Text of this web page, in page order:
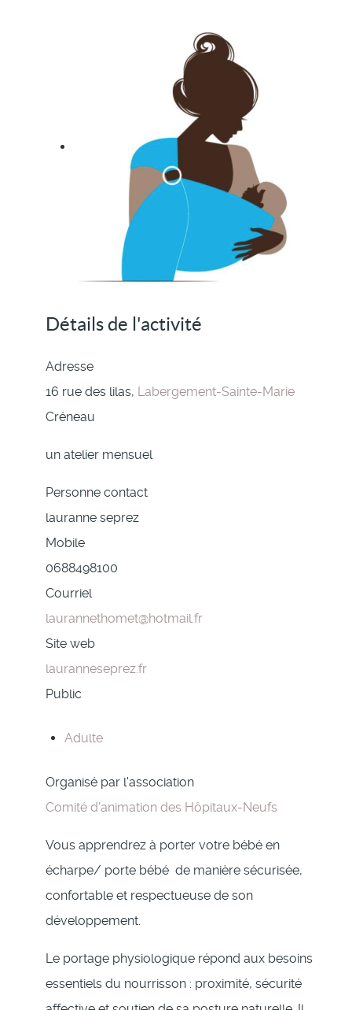
Détails de l'activité
Adresse
16 rue des lilas, Labergement-Sainte-Marie
Créneau
un atelier mensuel
Personne contact
lauranne seprez
Mobile
0688498100
Courriel
laurannethomet@hotmail.fr
Site web
lauranneseprez.fr
Public
Adulte
Organisé par l'association
Comité d'animation des Hôpitaux-Neufs
Vous apprendrez à porter votre bébé en
écharpe/ porte bébé de manière sécurisée,
confortable et respectueuse de son
développement.
Le portage physiologique répond aux besoins
essentiels du nourrisson : proximité, sécurité